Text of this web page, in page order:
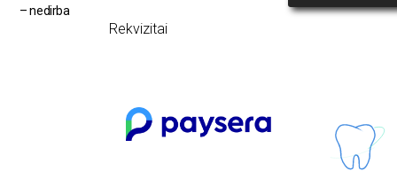
– nedirba
Rekvizitai